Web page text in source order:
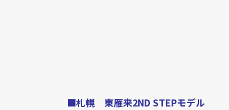
■札幌 東雁来2ND STEPモデル